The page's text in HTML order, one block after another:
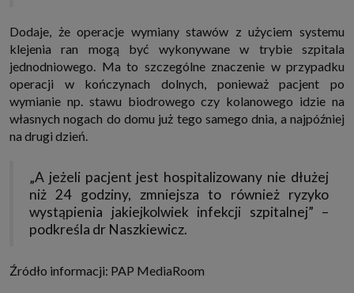
Dodaje, że operacje wymiany stawów z użyciem systemu
klejenia ran mogą być wykonywane w trybie szpitala
jednodniowego. Ma to szczególne znaczenie w przypadku
operacji w kończynach dolnych, ponieważ pacjent po
wymianie np. stawu biodrowego czy kolanowego idzie na
własnych nogach do domu już tego samego dnia, a najpóźniej
na drugi dzień.
„A jeżeli pacjent jest hospitalizowany nie dłużej
niż 24 godziny, zmniejsza to również ryzyko
wystąpienia jakiejkolwiek infekcji szpitalnej” –
podkreśla dr Naszkiewicz.
Źródło informacji: PAP MediaRoom